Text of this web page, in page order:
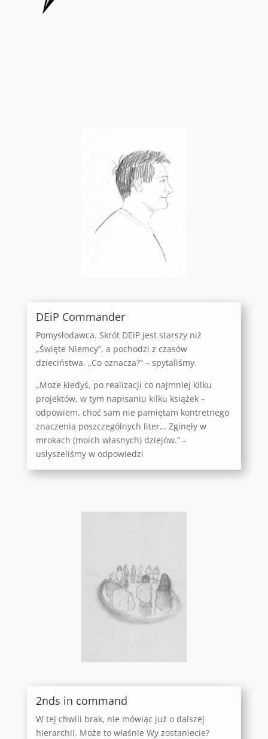
DEiP Commander
Pomysłodawca. Skrót DEiP jest starszy niż
„Święte Niemcy”, a pochodzi z czasów
dzieciństwa. „Co oznacza?” – spytaliśmy.
„Może kiedyś, po realizacji co najmniej kilku
projektów, w tym napisaniu kilku książek –
odpowiem, choć sam nie pamiętam kontretnego
znaczenia poszczególnych liter… Zginęły w
mrokach (moich własnych) dziejów.” –
usłyszeliśmy w odpowiedzi
2nds in command
W tej chwili brak, nie mówiąc już o dalszej
hierarchii. Może to właśnie Wy zostaniecie?